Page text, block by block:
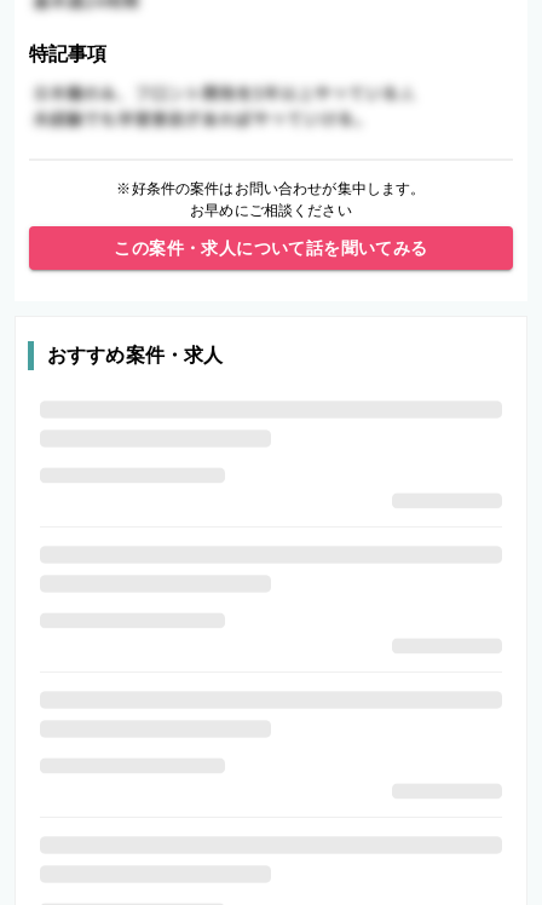
特記事項
※好条件の案件はお問い合わせが集中します。
お早めにご相談ください
この案件・求人について話を聞いてみる
おすすめ案件・求人